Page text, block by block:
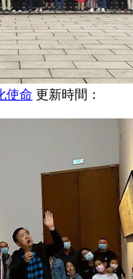
使命 更新時間：